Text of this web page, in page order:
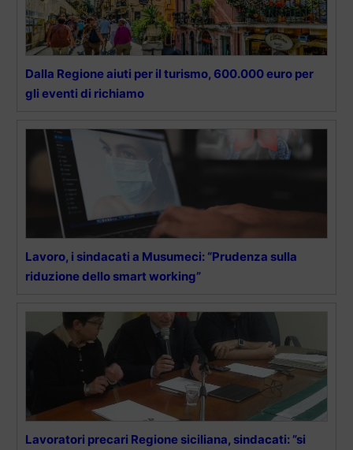
Dalla Regione aiuti per il turismo, 600.000 euro per
gli eventi di richiamo
Lavoro, i sindacati a Musumeci: “Prudenza sulla
riduzione dello smart working”
Lavoratori precari Regione siciliana, sindacati: ”si